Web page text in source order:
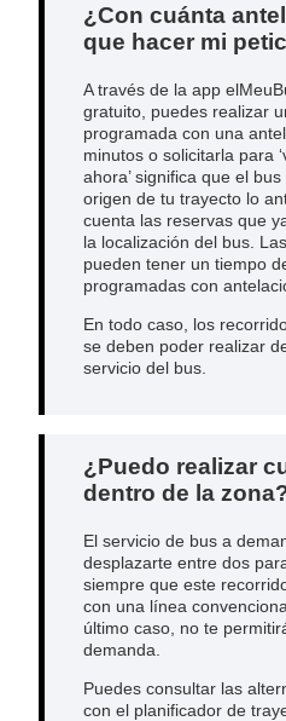
¿Con cuánta
que hacer mi
A través de la app
gratuito, puedes realizar
programada con una
minutos o solicitarla para
ahora’ significa que el
origen de tu trayecto lo
cuenta las reservas que
la localización del bus.
pueden tener un tiempo
programadas con
En todo caso, los
se deben poder realizar
servicio del bus.
¿Puedo realizar
dentro de la
El servicio de bus a
desplazarte entre dos
siempre que este
con una línea
último caso, no te
demanda.
Puedes consultar las
con el planificador de